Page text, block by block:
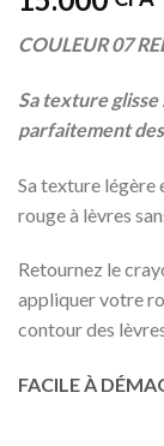
COULEUR 07
Sa texture
parfaitement
Sa texture légère
rouge à lèvres
Retournez le
appliquer votre
contour des
FACILE À